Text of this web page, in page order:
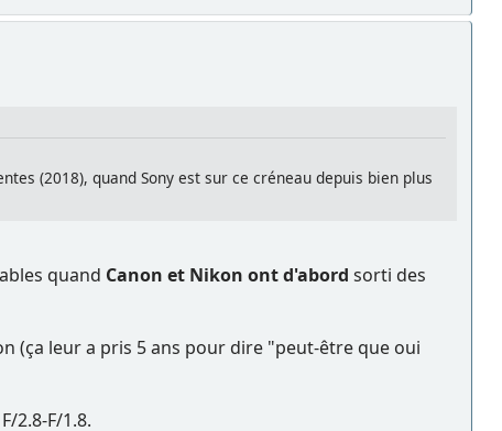
(2018), quand Sony est sur ce créneau depuis bien plus
quand Canon et Nikon ont d'abord sorti des
(ça leur a pris 5 ans pour dire "peut-être que oui
2.8-F/1.8.